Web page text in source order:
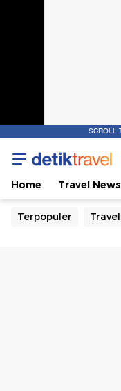
SCROLL
Home Travel News
Terpopuler